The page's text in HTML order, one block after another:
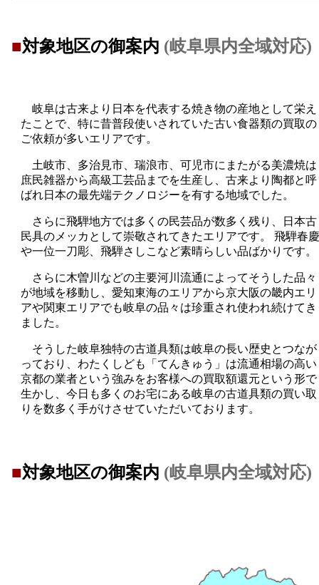
■対象地区の御案内 (岐阜県内全域対応)
岐阜は古来より日本を代表する焼き物の産地として栄え
たことで、特に昔普段使いされていた古い食器類の買取の
ご依頼が多いエリアです。
土岐市、多治見市、瑞浪市、可児市にまたがる美濃焼は
庶民雑器から高級工芸品までを生産し、古来より陶都と呼
ばれ日本の最先端テクノロジーを有する地域でした。
さらに飛騨地方では多くの民芸品が数多く残り、日本古
民具のメッカとして崇敬されてきたエリアです。 飛騨春慶
や一位一刀彫、飛騨さしこなど素晴らしい品ばかりです。
さらに木曽川などの主要河川流通によってそうした品々
が地域を移動し、愛知東海のエリアから京大阪の畿内エリ
アや関東エリアでも岐阜の品々は珍重され使われ続けてき
ました。
そうした岐阜独特の古道具類は岐阜の長い歴史とつなが
っており、わたくしども「てんきゅう」は流通相場の高い
京都の業者という強みをお客様への買取額還元という形で
生かし、今日も多くのお宅にある岐阜の古道具類の買い取
りを数多く手がけさせていただいております。
■対象地区の御案内 (岐阜県内全域対応)